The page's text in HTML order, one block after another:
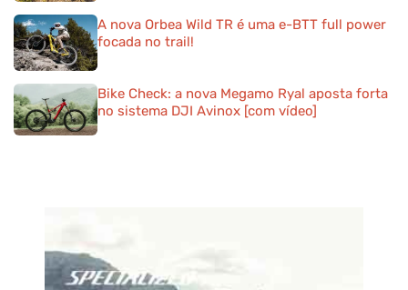
A nova Orbea Wild TR é uma e-BTT full power
focada no trail!
Bike Check: a nova Megamo Ryal aposta forta
no sistema DJI Avinox [com vídeo]